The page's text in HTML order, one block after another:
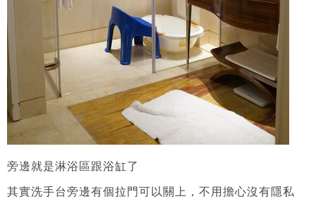
旁邊就是淋浴區跟浴缸了
其實洗手台旁邊有個拉門可以關上，不用擔心沒有隱私